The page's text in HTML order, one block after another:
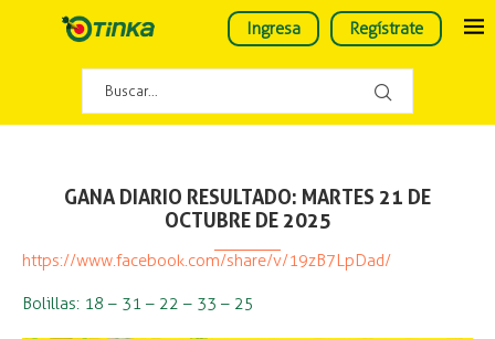
Ingresa Regístrate
GANA DIARIO RESULTADO: MARTES 21 DE
OCTUBRE DE 2025
https://www.facebook.com/share/v/19zB7LpDad/
Bolillas: 18 – 31 – 22 – 33 – 25